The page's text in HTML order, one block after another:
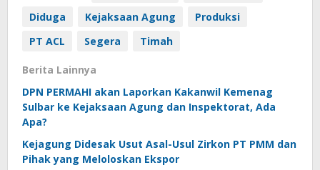
Diduga
Kejaksaan Agung
Produksi
PT ACL
Segera Timah
Berita Lainnya
DPN PERMAHI akan Laporkan Kakanwil Kemenag
Sulbar ke Kejaksaan Agung dan Inspektorat, Ada
Apa?
Kejagung Didesak Usut Asal-Usul Zirkon PT PMM dan
Pihak yang Meloloskan Ekspor